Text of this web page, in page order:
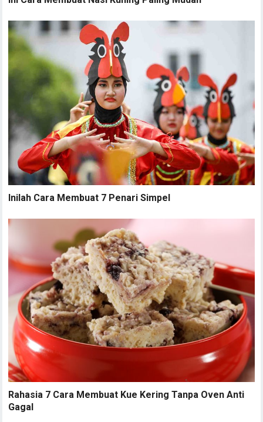
Inilah Cara Membuat 7 Penari Simpel
Rahasia 7 Cara Membuat Kue Kering Tanpa Oven Anti
Gagal